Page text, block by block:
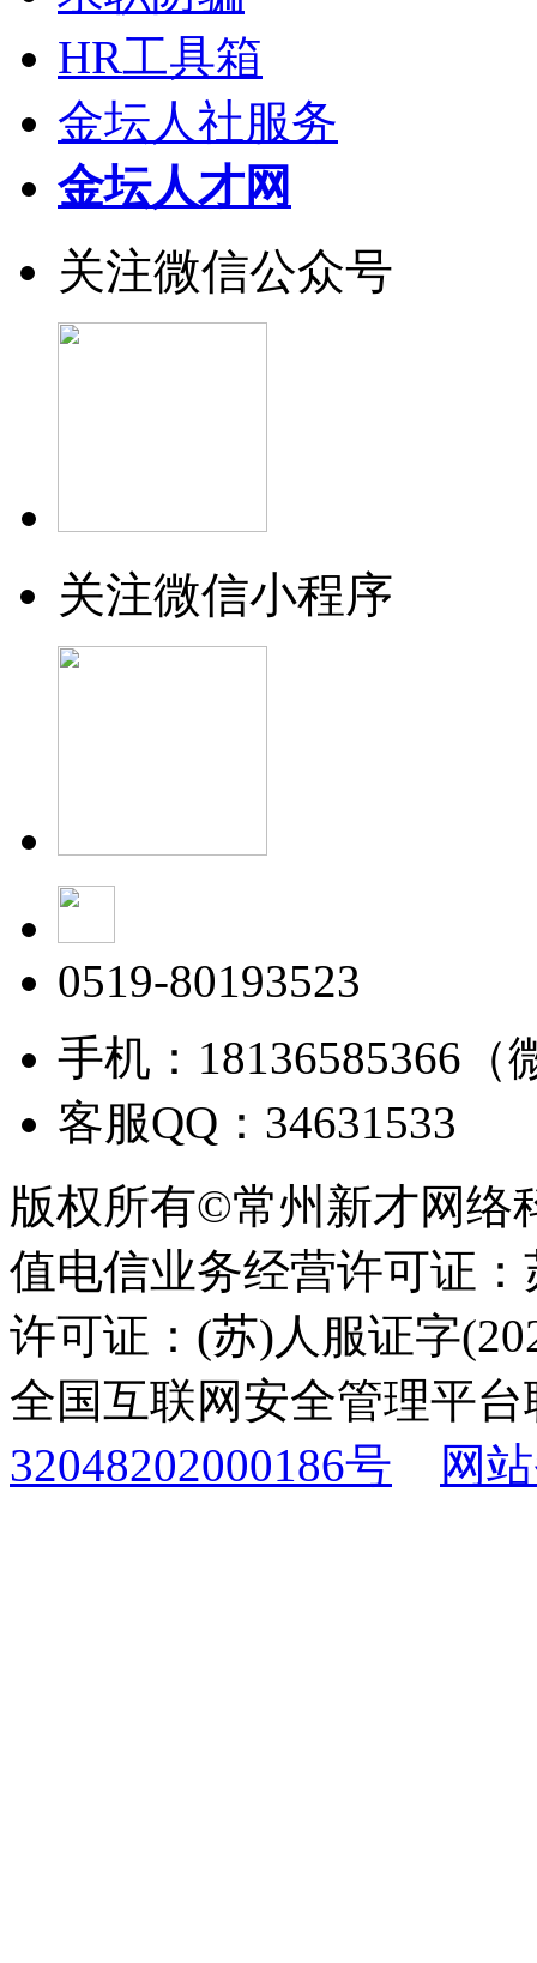
HR工具箱
金坛人社服务
金坛人才网
关注微信公众号
关注微信小程序
0519-80193523
手机：18136585366（
客服QQ：34631533
版权所有©常州新才网络
值电信业务经营许可证
许可证：(苏)人服证字
全国互联网安全管理平
32048202000186号
网